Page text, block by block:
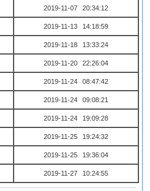
2019-11-07 20:34:12
2019-11-13 14:18:59
2019-11-18 13:33:24
2019-11-20 22:26:04
2019-11-24 08:47:42
2019-11-24 09:08:21
2019-11-24 19:09:28
2019-11-25 19:24:32
2019-11-25 19:36:04
2019-11-27 10:24:55